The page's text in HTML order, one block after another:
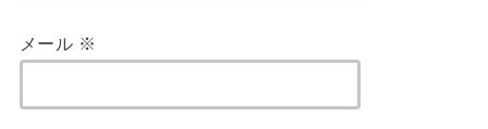
メール ※